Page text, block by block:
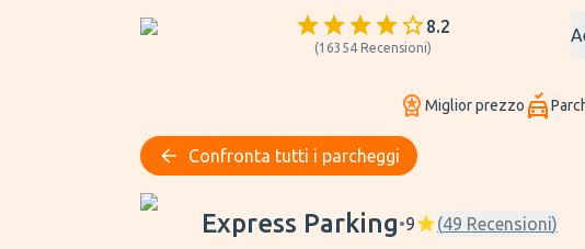
8.2
(16354 Recensioni)
Miglior prezzo
Confronta tutti i parcheggi
Express Parking
Express Parking•9 (49 Recensioni)